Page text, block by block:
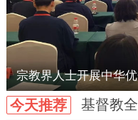
宗教界人士开展中华
今天推荐 基督教